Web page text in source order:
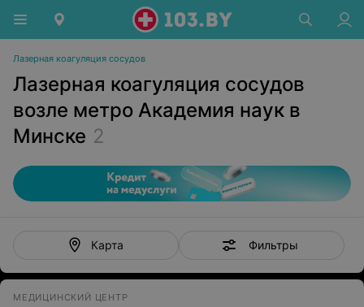
Лазерная коагуляция сосудов
Лазерная коагуляция сосудов
возле метро Академия наук в
Минске 2
Карта Фильтры
МЕДИЦИНСКИЙ ЦЕНТР